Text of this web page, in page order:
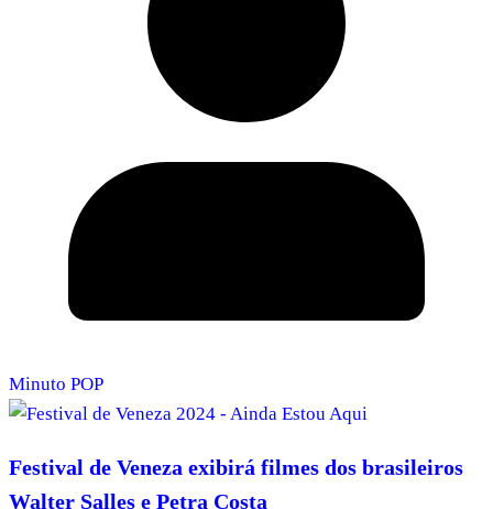
Minuto POP
Festival de Veneza exibirá filmes dos brasileiros
Walter Salles e Petra Costa